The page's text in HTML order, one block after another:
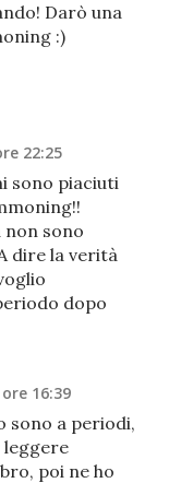
Darò una
:)
22:25
sono piaciuti
non sono
dire la verità
dopo
16:39
sono a periodi,
leggere
poi ne ho